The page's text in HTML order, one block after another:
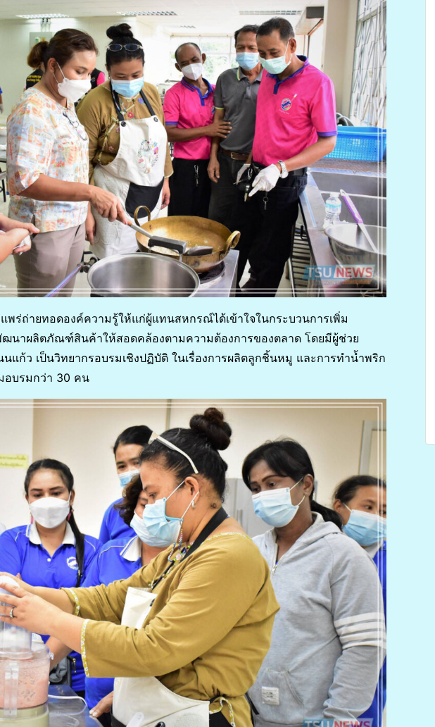
พร่ถ่ายทอดองค์ความรู้ให้แก่ผู้แทนสหกรณ์ได้เข้าใจในกระบวนการเพิ่ม
นาผลิตภัณฑ์สินค้าให้สอดคล้องตามความต้องการของตลาด โดยมีผู้ช่วย
แก้ว เป็นวิทยากรอบรมเชิงปฏิบัติ ในเรื่องการผลิตลูกชิ้นหมู และการทำน้ำพริก
อบรมกว่า 30 คน